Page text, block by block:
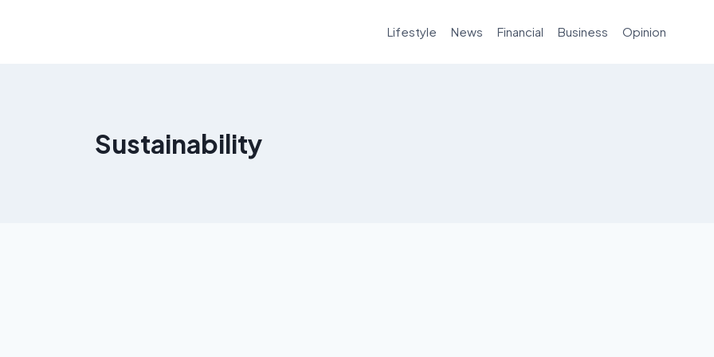
Lifestyle News Financial Business Opinion
Sustainability